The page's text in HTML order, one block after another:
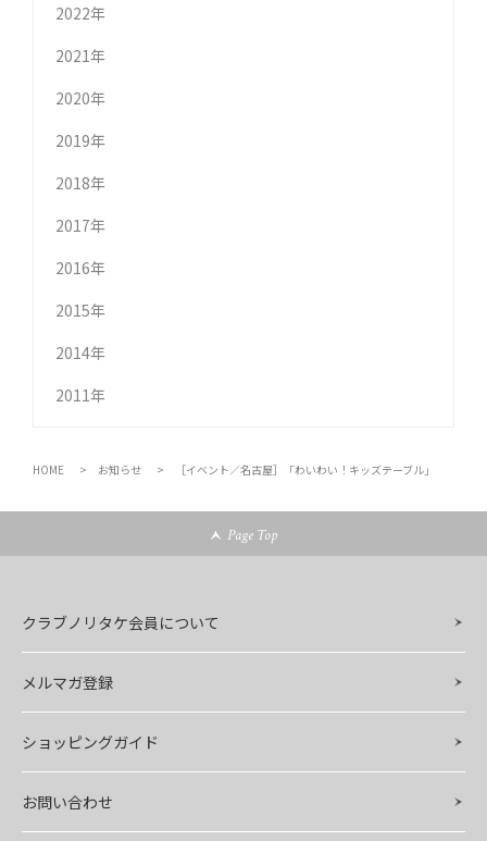
2022年
2021年
2020年
2019年
2018年
2017年
2016年
2015年
2014年
2011年
HOME お知らせ ［イベント／名古屋］「わいわい！キッズテーブル」
Page Top
クラブノリタケ会員について
メルマガ登録
ショッピングガイド
お問い合わせ